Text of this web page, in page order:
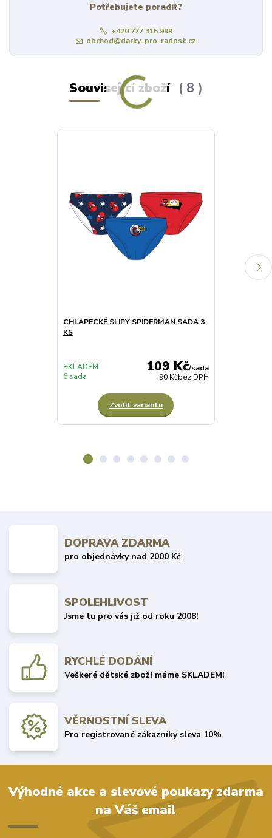
Potřebujete poradit?
+420 777 315 999
obchod@darky-pro-radost.cz
Související zboží 8
CHLAPECKÉ SLIPY SPIDERMAN SADA 3
KS
109 Kč/sada
90 Kčbez DPH
SKLADEM
6 sada
Zvolit variantu
DOPRAVA ZDARMA
pro objednávky nad 2000 Kč
SPOLEHLIVOST
Jsme tu pro vás již od roku 2008!
RYCHLÉ DODÁNÍ
Veškeré dětské zboží máme SKLADEM!
VĚRNOSTNÍ SLEVA
Pro registrované zákazníky sleva 10%
Výhodné akce a slevové poukazy zdarma
na Váš email